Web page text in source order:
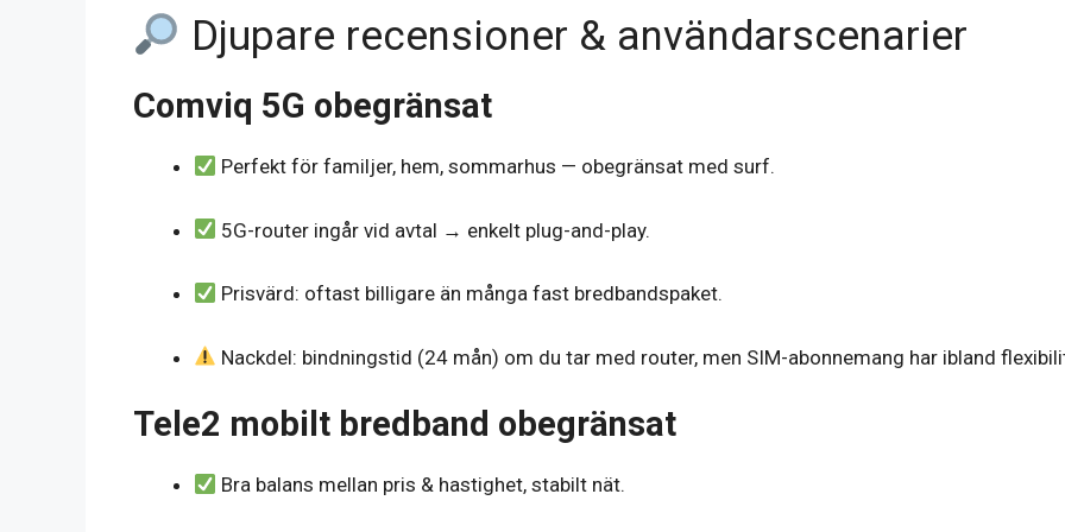
Djupare recensioner & användarscenarier
Comviq 5G obegränsat
Perfekt för familjer, hem, sommarhus — obegränsat med surf.
5G-router ingår vid avtal → enkelt plug-and-play.
Prisvärd: oftast billigare än många fast bredbandspaket.
Nackdel: bindningstid (24 mån) om du tar med router, men SIM-abonnemang har ibland
Tele2 mobilt bredband obegränsat
Bra balans mellan pris & hastighet, stabilt nät.